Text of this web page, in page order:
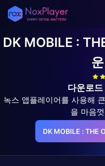
DK MOBILE :
다운로드
녹스 앱플레이어를 사용해
을 마음
DK MOBILE : THE